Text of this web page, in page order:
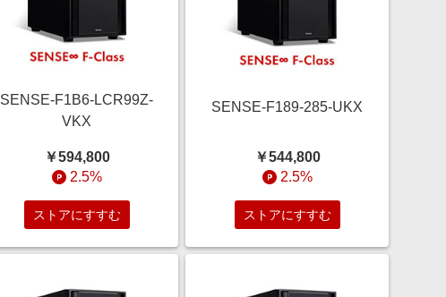
SENSE-F1B6-LCR99Z-
VKX
￥594,800
2.5%
ストアにすすむ
SENSE-F189-285-UKX
￥544,800
2.5%
ストアにすすむ